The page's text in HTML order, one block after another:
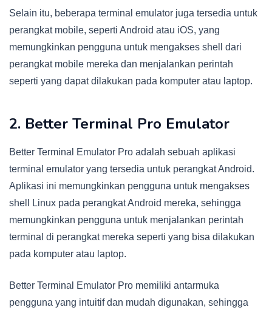
Selain itu, beberapa terminal emulator juga tersedia untuk
perangkat mobile, seperti Android atau iOS, yang
memungkinkan pengguna untuk mengakses shell dari
perangkat mobile mereka dan menjalankan perintah
seperti yang dapat dilakukan pada komputer atau laptop.
2. Better Terminal Pro Emulator
Better Terminal Emulator Pro adalah sebuah aplikasi
terminal emulator yang tersedia untuk perangkat Android.
Aplikasi ini memungkinkan pengguna untuk mengakses
shell Linux pada perangkat Android mereka, sehingga
memungkinkan pengguna untuk menjalankan perintah
terminal di perangkat mereka seperti yang bisa dilakukan
pada komputer atau laptop.
Better Terminal Emulator Pro memiliki antarmuka
pengguna yang intuitif dan mudah digunakan, sehingga